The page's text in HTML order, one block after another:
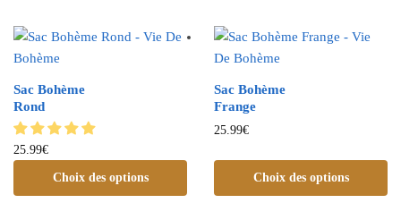
Sac Bohème
Rond
25.99€
Choix des options
Sac Bohème
Frange
25.99€
Choix des options